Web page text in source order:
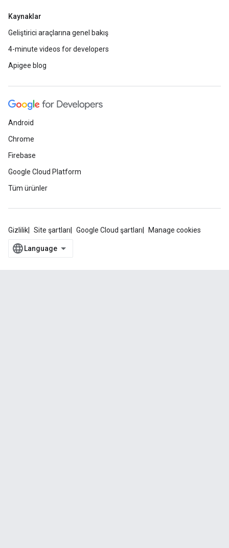
Kaynaklar
Geliştirici araçlarına genel bakış
4-minute videos for developers
Apigee blog
Android
Chrome
Firebase
Google Cloud Platform
Tüm ürünler
Gizlilik Site şartları Google Cloud şartları Manage cookies